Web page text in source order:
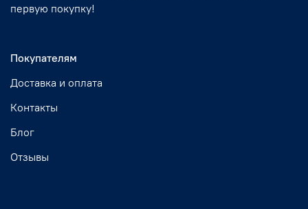
Покупателям
Доставка и оплата
Контакты
Блог
Отзывы
первую покупку!